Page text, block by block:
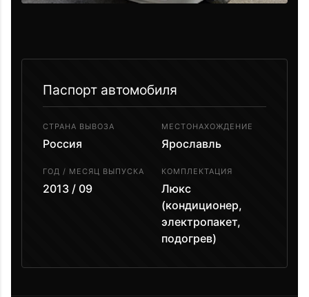
Паспорт автомобиля
СТРАНА ВЫВОЗА
Россия
МЕСТОНАХОЖДЕНИЕ
Ярославль
ГОД / МЕСЯЦ ВЫПУСКА
2013 / 09
КОМПЛЕКТАЦИЯ
Люкс
(кондиционер,
электропакет,
подогрев)